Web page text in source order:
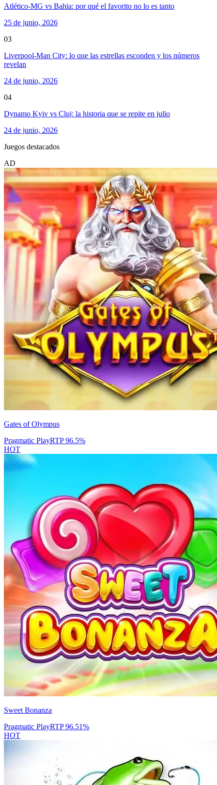
Atlético-MG vs Bahia: por qué el favorito no lo es tanto
25 de junio, 2026
03
Liverpool-Man City: lo que las estrellas esconden y los números
revelan
24 de junio, 2026
04
Dynamo Kyiv vs Cluj: la historia que se repite en julio
24 de junio, 2026
Juegos destacados
AD
Gates of Olympus
Pragmatic PlayRTP96.5%
HOT
Sweet Bonanza
Pragmatic PlayRTP96.51%
HOT